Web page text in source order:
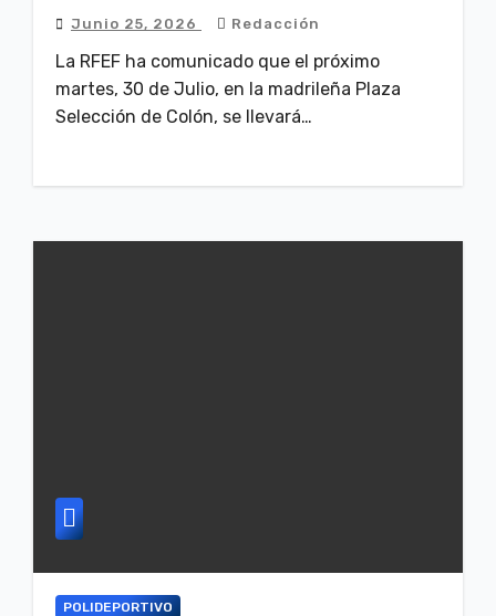
Junio 25, 2026 Redacción
La RFEF ha comunicado que el próximo
martes, 30 de Julio, en la madrileña Plaza
Selección de Colón, se llevará…
POLIDEPORTIVO